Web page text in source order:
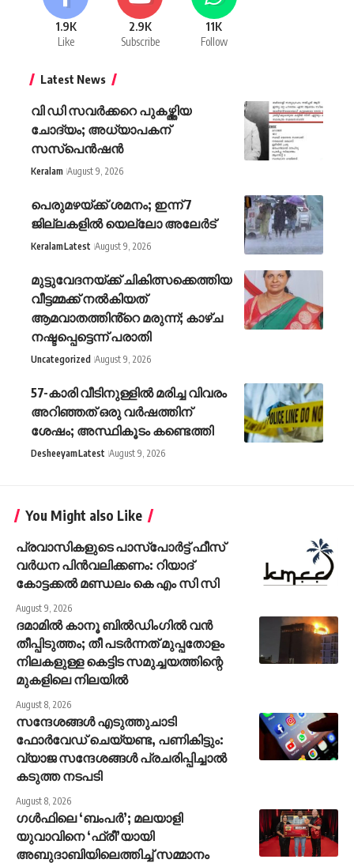
1.9K
Like
2.9K
Subscribe
11K
Follow
Latest News
വി ഡി സവര്‍ക്കറെ പുകഴ്ത്തിയ
ചോദ്യം; അധ്യാപകന്
സസ്പെന്‍ഷന്‍
Keralam August 9, 2026
പെരുമഴയ്ക്ക് ശമനം; ഇന്ന് 7
ജില്ലകളിൽ യെല്ലോ അലേർട്
KeralamLatest August 9, 2026
മുട്ടുവേദനയ്ക്ക് ചികിത്സക്കെത്തിയ
വീട്ടമ്മക്ക് നൽകിയത്
ആമവാതത്തിൻ്റെ മരുന്ന്; കാഴ്ച
നഷ്ടപ്പെട്ടെന്ന് പരാതി
Uncategorized August 9, 2026
57-കാരി വീടിനുള്ളിൽ മരിച്ച വിവരം
അറിഞ്ഞത് ഒരു വർഷത്തിന്
ശേഷം; അസ്ഥികൂടം കണ്ടെത്തി
DesheeyamLatest August 9, 2026
You Might also Like
പ്രവാസികളുടെ പാസ്പോര്‍ട്ട് ഫീസ്
വര്‍ധന പിന്‍വലിക്കണം: റിയാദ്
കോട്ടക്കല്‍ മണ്ഡലം കെ എം സി സി
August 9, 2026
ദമാമിൽ കാനൂ ബിൽഡിംഗിൽ വൻ
തീപ്പിടുത്തം; തീ പടർന്നത് മുപ്പതോളം
നിലകളുള്ള കെട്ടിട സമുച്ചയത്തിന്റെ
മുകളിലെ നിലയിൽ
August 8, 2026
സന്ദേശങ്ങൾ എടുത്തുചാടി
ഫോർവേഡ് ചെയ്യണ്ട, പണികിട്ടും:
വ്യാജ സന്ദേശങ്ങൾ പ്രചരിപ്പിച്ചാൽ
കടുത്ത നടപടി
August 8, 2026
ഗൾഫിലെ ‘ബംപർ’; മലയാളി
യുവാവിനെ ‘ഫ്രീ’യായി
അബുദാബിയിലെത്തിച്ച് സമ്മാനം